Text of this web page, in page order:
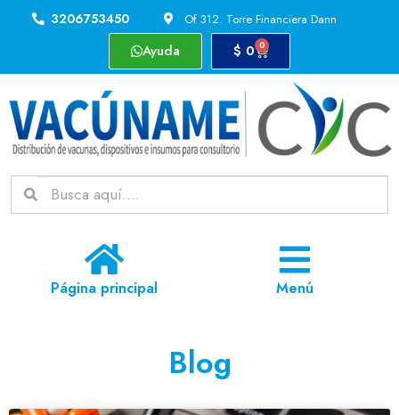
3206753450 Of 312. Torre Financiera Dann
Ayuda $ 0 0
Página principal Menú
Blog